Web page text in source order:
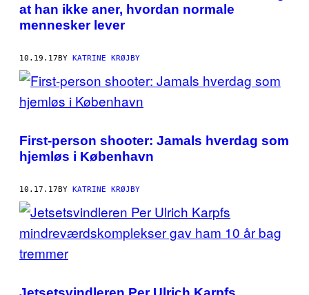
at han ikke aner, hvordan normale
mennesker lever
10.19.17BY KATRINE KRØJBY
First-person shooter: Jamals hverdag som
hjemløs i København
10.17.17BY KATRINE KRØJBY